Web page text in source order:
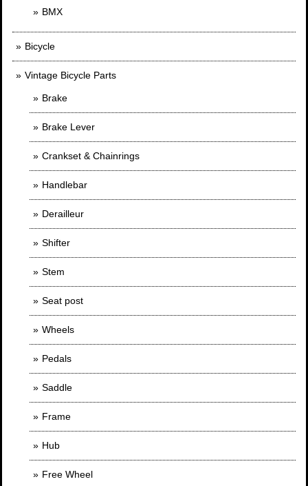
BMX
Bicycle
Vintage Bicycle Parts
Brake
Brake Lever
Crankset & Chainrings
Handlebar
Derailleur
Shifter
Stem
Seat post
Wheels
Pedals
Saddle
Frame
Hub
Free Wheel